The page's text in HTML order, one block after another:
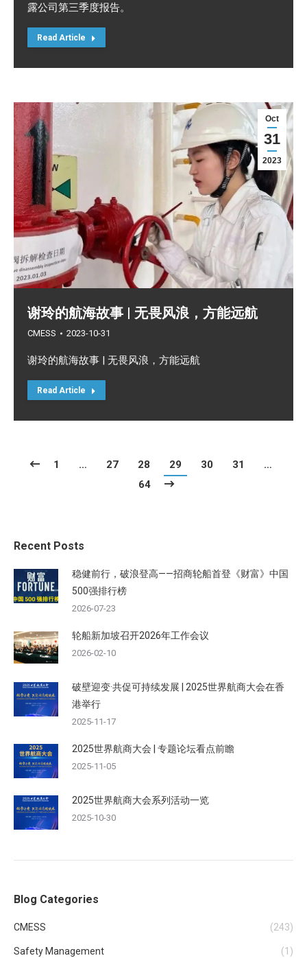
露公司第三季度报告。
Read Article
Oct
31
2023
谢玲的航海故事 | 无畏风浪，方能远航
CMESS 2023-10-31
谢玲的航海故事 | 无畏风浪，方能远航
Read Article
1 … 27 28 29 30 31
…
64
Recent Posts
稳健前行，破浪登高——招商轮船首登《财富》中国
500强排行榜
2026-07-23
轮船新加坡召开2026年工作会议
2026-02-10
破壁迎变·共促可持续发展 | 2025世界航商大会在香
港举行
2025-11-17
2025世界航商大会 | 专题论坛看点前瞻
2025-11-05
2025世界航商大会系列活动一览
2025-10-30
Blog Categories
CMESS (243)
Safety Management (1)